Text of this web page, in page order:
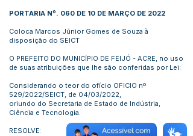
PORTARIA Nº. 060 DE 10 DE MARÇO DE 2022
Coloca Marcos Júnior Gomes de Souza à
disposição do SEICT
O PREFEITO DO MUNICÍPIO DE FEIJÓ - ACRE, no uso
de suas atribuições que lhe são conferidas por Lei:
Considerando o teor do ofício OFICIO nº
529/2022/SEICT, de 04/03/2022,
oriundo do Secretaria de Estado de Indústria,
Ciência e Tecnologia.
RESOLVE: